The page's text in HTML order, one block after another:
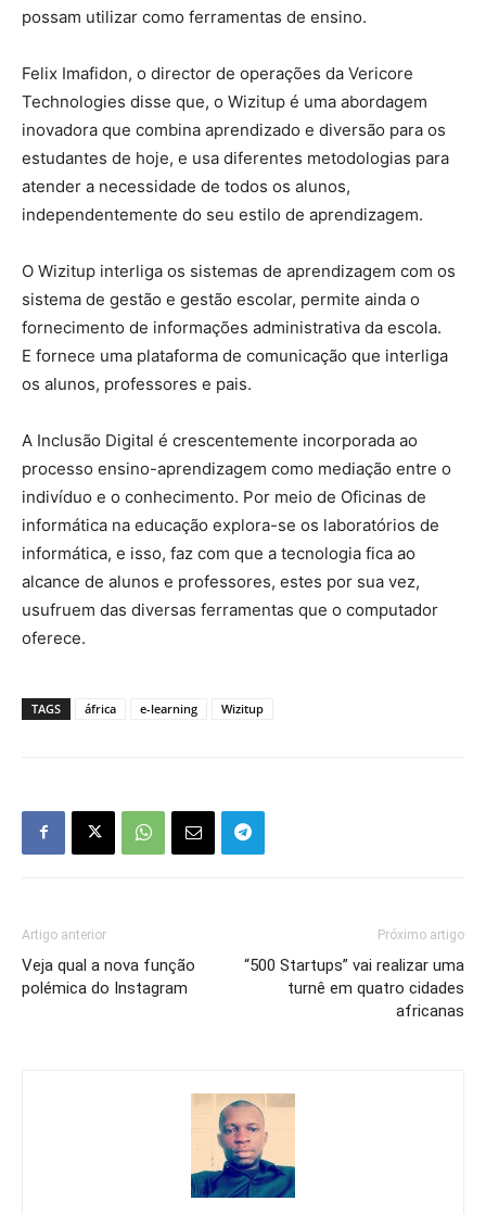
possam utilizar como ferramentas de ensino.
Felix Imafidon, o director de operações da Vericore
Technologies disse que, o Wizitup é uma abordagem
inovadora que combina aprendizado e diversão para os
estudantes de hoje, e usa diferentes metodologias para
atender a necessidade de todos os alunos,
independentemente do seu estilo de aprendizagem.
O Wizitup interliga os sistemas de aprendizagem com os
sistema de gestão e gestão escolar, permite ainda o
fornecimento de informações administrativa da escola.
E fornece uma plataforma de comunicação que interliga
os alunos, professores e pais.
A Inclusão Digital é crescentemente incorporada ao
processo ensino-aprendizagem como mediação entre o
indivíduo e o conhecimento. Por meio de Oficinas de
informática na educação explora-se os laboratórios de
informática, e isso, faz com que a tecnologia fica ao
alcance de alunos e professores, estes por sua vez,
usufruem das diversas ferramentas que o computador
oferece.
TAGS áfrica e-learning Wizitup
Artigo anterior
Veja qual a nova função
polémica do Instagram
Próximo artigo
“500 Startups” vai realizar uma
turnê em quatro cidades
africanas